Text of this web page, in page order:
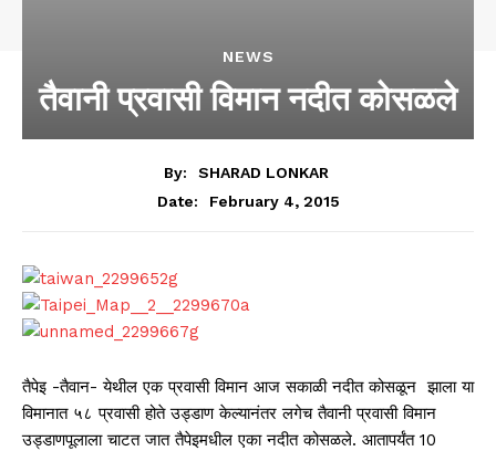
NEWS
तैवानी प्रवासी विमान नदीत कोसळले
By:
SHARAD LONKAR
Date:
February 4, 2015
तैपेइ -तैवान- येथील एक प्रवासी विमान आज सकाळी नदीत कोसळून झाला या
विमानात ५८ प्रवासी होते उड्डाण केल्यानंतर लगेच तैवानी प्रवासी विमान
उड्डाणपूलाला चाटत जात तैपेइमधील एका नदीत कोसळले. आतापर्यंत 10